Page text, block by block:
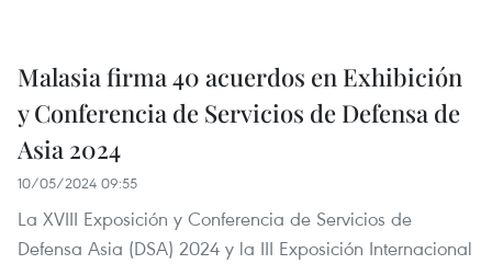
Malasia firma 40 acuerdos en Exhibición
y Conferencia de Servicios de Defensa de
Asia 2024
10/05/2024 09:55
La XVIII Exposición y Conferencia de Servicios de
Defensa Asia (DSA) 2024 y la III Exposición Internacional